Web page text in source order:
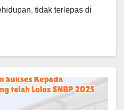
tidak terlepas di